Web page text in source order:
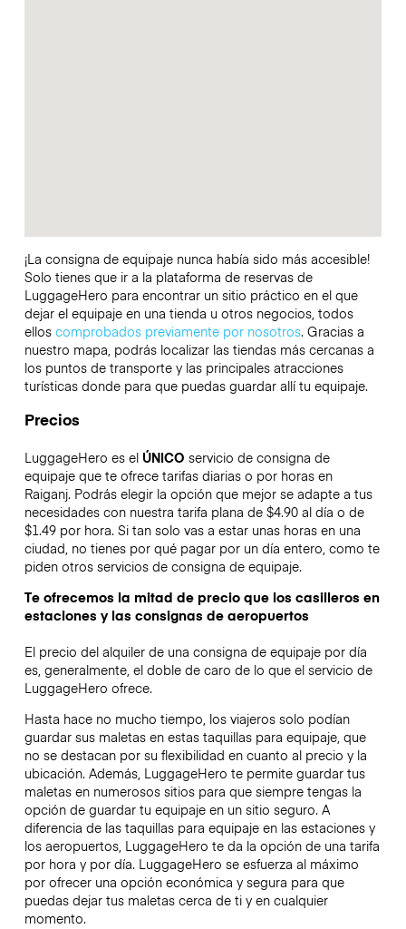
¡La consigna de equipaje nunca había sido más accesible!
Solo tienes que ir a la plataforma de reservas de
LuggageHero para encontrar un sitio práctico en el que
dejar el equipaje en una tienda u otros negocios, todos
ellos comprobados previamente por nosotros. Gracias a
nuestro mapa, podrás localizar las tiendas más cercanas a
los puntos de transporte y las principales atracciones
turísticas donde para que puedas guardar allí tu equipaje.
Precios
LuggageHero es el ÚNICO servicio de consigna de
equipaje que te ofrece tarifas diarias o por horas en
Raiganj. Podrás elegir la opción que mejor se adapte a tus
necesidades con nuestra tarifa plana de $4.90 al día o de
$1.49 por hora. Si tan solo vas a estar unas horas en una
ciudad, no tienes por qué pagar por un día entero, como te
piden otros servicios de consigna de equipaje.
Te ofrecemos la mitad de precio que los casilleros en
estaciones y las consignas de aeropuertos
El precio del alquiler de una consigna de equipaje por día
es, generalmente, el doble de caro de lo que el servicio de
LuggageHero ofrece.
Hasta hace no mucho tiempo, los viajeros solo podían
guardar sus maletas en estas taquillas para equipaje, que
no se destacan por su flexibilidad en cuanto al precio y la
ubicación. Además, LuggageHero te permite guardar tus
maletas en numerosos sitios para que siempre tengas la
opción de guardar tu equipaje en un sitio seguro. A
diferencia de las taquillas para equipaje en las estaciones y
los aeropuertos, LuggageHero te da la opción de una tarifa
por hora y por día. LuggageHero se esfuerza al máximo
por ofrecer una opción económica y segura para que
puedas dejar tus maletas cerca de ti y en cualquier
momento.